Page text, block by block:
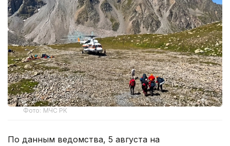
Фото: МЧС РК
По данным ведомства, 5 августа на